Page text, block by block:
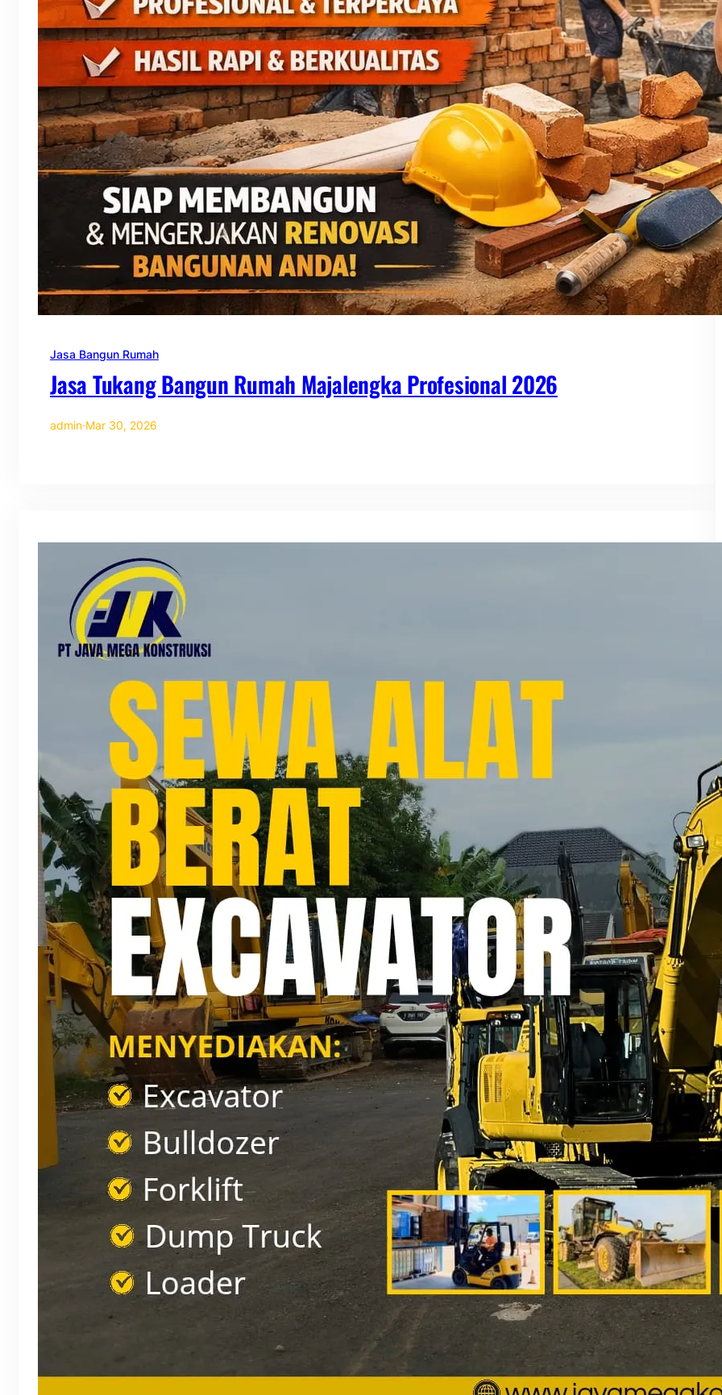
Jasa Bangun Rumah
Jasa Tukang Bangun Rumah Majalengka Profesional 2026
admin·Mar 30, 2026